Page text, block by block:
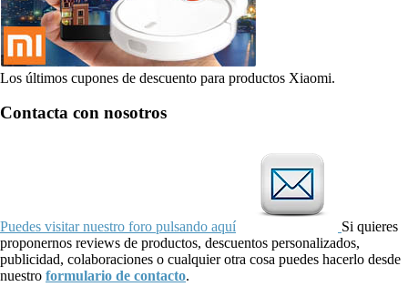
Los últimos cupones de descuento para productos Xiaomi.
Contacta con nosotros
Puedes visitar nuestro foro pulsando aquí
Si quieres
proponernos reviews de productos, descuentos personalizados,
publicidad, colaboraciones o cualquier otra cosa puedes hacerlo desde
nuestro formulario de contacto.